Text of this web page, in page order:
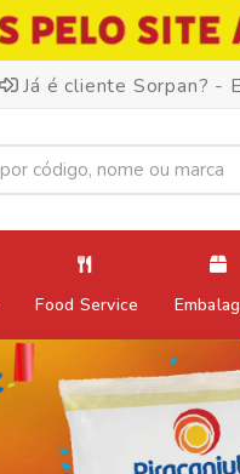
Já é cliente Sorpan? -
Food Service